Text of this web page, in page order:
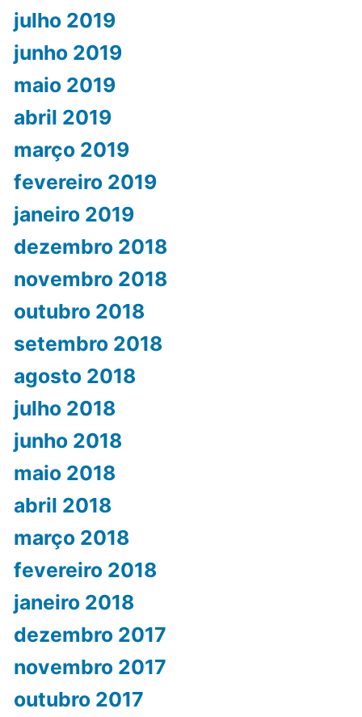
julho 2019
junho 2019
maio 2019
abril 2019
março 2019
fevereiro 2019
janeiro 2019
dezembro 2018
novembro 2018
outubro 2018
setembro 2018
agosto 2018
julho 2018
junho 2018
maio 2018
abril 2018
março 2018
fevereiro 2018
janeiro 2018
dezembro 2017
novembro 2017
outubro 2017